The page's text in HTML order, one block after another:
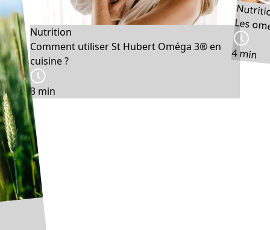
Nutrition
Comment utiliser St Hubert Oméga 3® en
cuisine ?
3 min
Les
4 min